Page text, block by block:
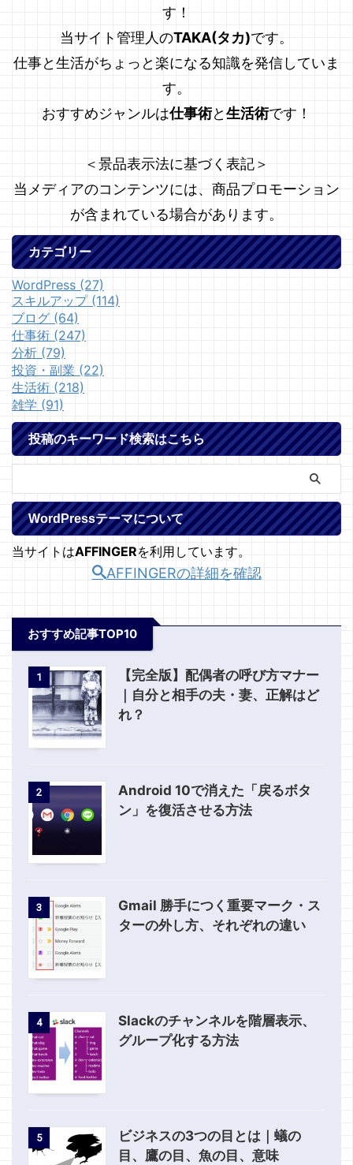
す！
当サイト管理人のTAKA(タカ)です。
仕事と生活がちょっと楽になる知識を発信していま
す。
おすすめジャンルは仕事術と生活術です！
＜景品表示法に基づく表記＞
当メディアのコンテンツには、商品プロモーション
が含まれている場合があります。
カテゴリー
WordPress (27)
スキルアップ (114)
ブログ (64)
仕事術 (247)
分析 (79)
投資・副業 (22)
生活術 (218)
雑学 (91)
投稿のキーワード検索はこちら
WordPressテーマについて
当サイトはAFFINGERを利用しています。
AFFINGERの詳細を確認
おすすめ記事TOP10
1
【完全版】配偶者の呼び方マナー
｜自分と相手の夫・妻、正解はど
れ？
2
Android 10で消えた「戻るボタ
ン」を復活させる方法
3
Gmail 勝手につく重要マーク・ス
ターの外し方、それぞれの違い
4
Slackのチャンネルを階層表示、
グループ化する方法
5
ビジネスの3つの目とは｜蟻の
目、鷹の目、魚の目、意味